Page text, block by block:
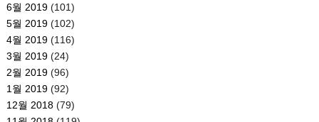
6월 2019(101)
5월 2019(102)
4월 2019(116)
3월 2019(24)
2월 2019(96)
1월 2019(92)
12월 2018(79)